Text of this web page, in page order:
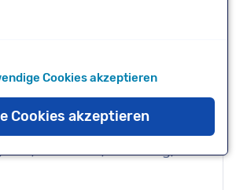
Cookies akzeptieren
Cookies akzeptieren